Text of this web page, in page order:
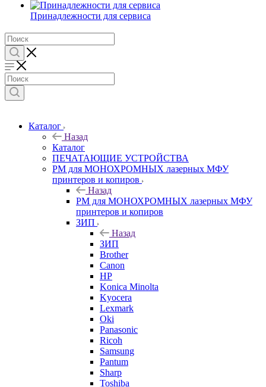
Принадлежности для сервиса
Каталог
Назад
Каталог
ПЕЧАТАЮЩИЕ УСТРОЙСТВА
РМ для МОНОХРОМНЫХ лазерных МФУ
принтеров и копиров
Назад
РМ для МОНОХРОМНЫХ лазерных МФУ
принтеров и копиров
ЗИП
Назад
ЗИП
Brother
Canon
HP
Konica Minolta
Kyocera
Lexmark
Oki
Panasonic
Ricoh
Samsung
Pantum
Sharp
Toshiba